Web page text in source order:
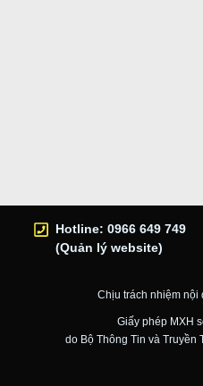
Hotline: 0966 649 749
(Quản lý website)
Chịu trách nhiệm nội
Giấy phép MXH
do Bộ Thông Tin và Truyền